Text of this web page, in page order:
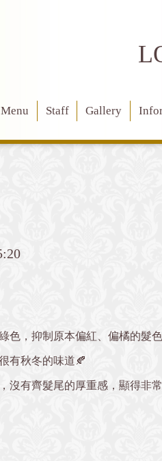
Menu Staff Gallery
色，抑制原本偏紅、偏橘的髮色
有秋冬的味道🍂
沒有齊髮尾的厚重感，顯得非